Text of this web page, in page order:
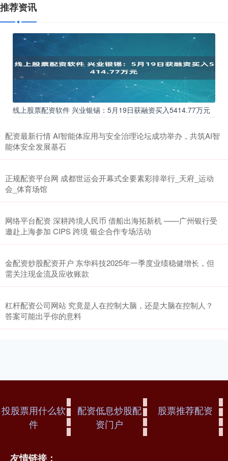
推荐资讯
线上股票配资软件 兴业银锡：5月19日获融资买入5414.77万元
配资最新行情 AI智能体应用与安全治理论坛成功举办，共筑AI智
能体安全发展基石
正规配资平台网 成都世运会开幕式全要素彩排举行_天府_运动
会_体育场馆
网络平台配资 深耕跨境人民币 借船出海拓新机 ——广州银行受
邀赴上海参加 CIPS 跨境 银企合作专场活动
金配资炒股配资开户 东华科技2025年一季度业绩稳健增长，但
需关注现金流及应收账款
杠杆配资公司网站 究竟是人在控制大脑，还是大脑在控制人？
答案可能出乎你的意料
投股票用什么软
件
配资低息炒股配
资门户
股票推荐配资
友情链接：